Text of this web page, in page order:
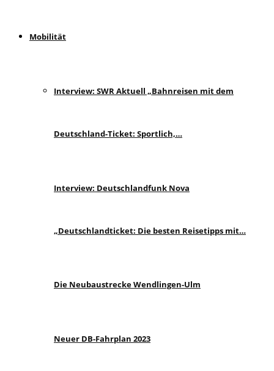
Mobilität
Interview: SWR Aktuell „Bahnreisen mit dem
Deutschland-Ticket: Sportlich,…
Interview: Deutschlandfunk Nova
„Deutschlandticket: Die besten Reisetipps mit…
Die Neubaustrecke Wendlingen-Ulm
Neuer DB-Fahrplan 2023